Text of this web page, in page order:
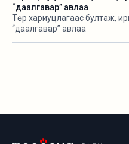
“даалгавар” авлаа
Төр хариуцлагаас бултаж,
“даалгавар” авлаа